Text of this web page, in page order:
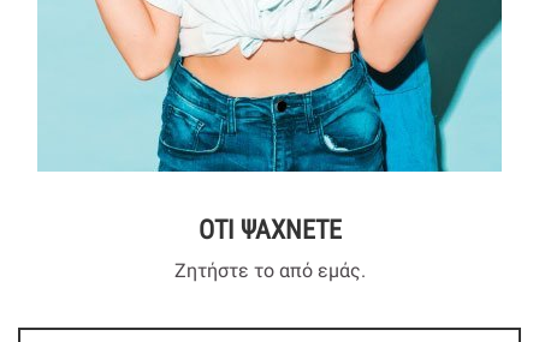
ΟΤΙ ΨΑΧΝΕΤΕ
Ζητήστε το από εμάς.